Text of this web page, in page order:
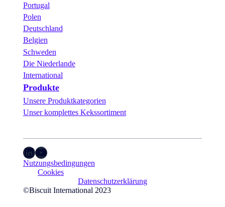
Portugal
Polen
Deutschland
Belgien
Schweden
Die Niederlande
International
Produkte
Unsere Produktkategorien
Unser komplettes Kekssortiment
LinkedIn YouTube
Nutzungsbedingungen
Cookies
Datenschutzerklärung
©Biscuit International 2023